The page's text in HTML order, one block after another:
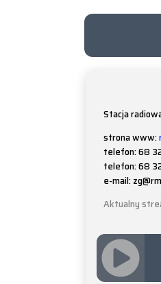
Stacja
strona www:
telefon: 68
telefon: 68
e-mail:
Aktualny